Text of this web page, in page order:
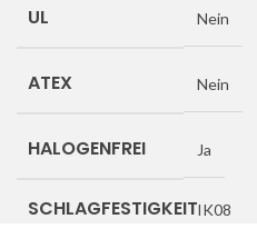
UL Nein
ATEX Nein
HALOGENFREI Ja
SCHLAGFESTIGKEITIK08